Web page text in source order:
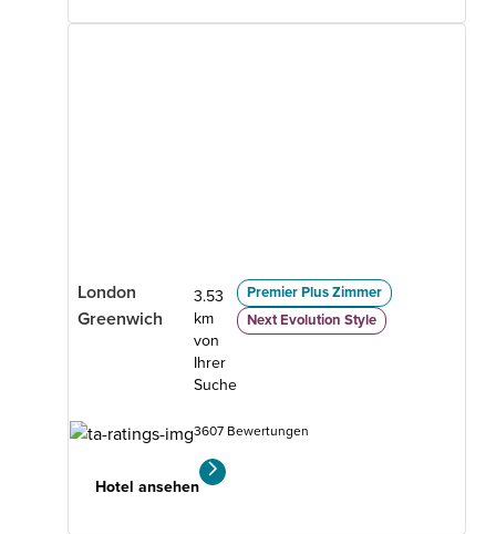
London
Greenwich
3.53
km
von
Ihrer
Suche
Premier Plus Zimmer
Next Evolution Style
3607 Bewertungen
Hotel ansehen